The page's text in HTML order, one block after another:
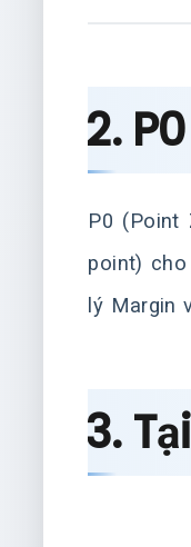
2.
P0
point)
lý Margin
3.